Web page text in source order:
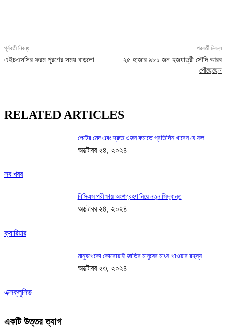
পূর্ববর্তী নিবন্ধ
এইচএসসির ফরম পূরণের সময় বাড়লো
পরবর্তী নিবন্ধ
২৫ হাজার ৯৮১ জন হজযাত্রী সৌদি আরব
পৌঁছেছেন
RELATED ARTICLES
সব খবর
পেটের মেদ এবং দ্রুত ওজন কমাতে প্রতিদিন খাবেন যে ফল
অক্টোবর ২৪, ২০২৪
ক্যারিয়ার
বিসিএস পরীক্ষায় অংশগ্রহণ নিয়ে নতুন সিদ্ধান্ত
অক্টোবর ২৪, ২০২৪
এক্সক্লুসিভ
মানুষখেকো কোরোয়াই জাতির মানুষের মাংস খাওয়ার রহস্য
অক্টোবর ২৩, ২০২৪
একটি উত্তর ত্যাগ